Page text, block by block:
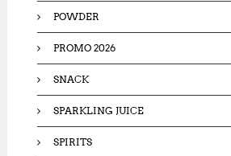
POWDER
PROMO 2026
SNACK
SPARKLING JUICE
SPIRITS